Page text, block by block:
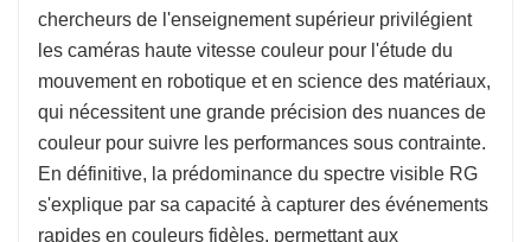
chercheurs de l'enseignement supérieur privilégient
les caméras haute vitesse couleur pour l'étude du
mouvement en robotique et en science des matériaux,
qui nécessitent une grande précision des nuances de
couleur pour suivre les performances sous contrainte.
En définitive, la prédominance du spectre visible RG
s'explique par sa capacité à capturer des événements
rapides en couleurs fidèles, permettant aux